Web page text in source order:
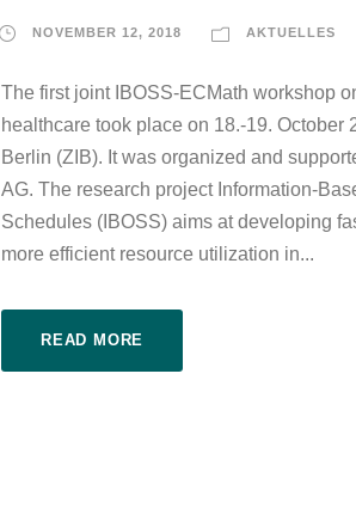
NOVEMBER 12, 2018 AKTUELLES
The first joint IBOSS-ECMath workshop
healthcare took place on 18.-19. October
Berlin (ZIB). It was organized and
AG. The research project Information-
Schedules (IBOSS) aims at developing
more efficient resource utilization in...
READ MORE